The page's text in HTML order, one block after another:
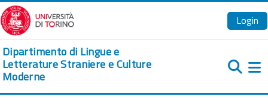
Vai al contenuto principale
Login
Dipartimento di Lingue e
Letterature Straniere e Culture
Moderne